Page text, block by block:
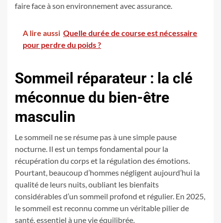
faire face à son environnement avec assurance.
A lire aussi Quelle durée de course est nécessaire
pour perdre du poids ?
Sommeil réparateur : la clé
méconnue du bien-être
masculin
Le sommeil ne se résume pas à une simple pause
nocturne. Il est un temps fondamental pour la
récupération du corps et la régulation des émotions.
Pourtant, beaucoup d’hommes négligent aujourd’hui la
qualité de leurs nuits, oubliant les bienfaits
considérables d’un sommeil profond et régulier. En 2025,
le sommeil est reconnu comme un véritable pilier de
santé, essentiel à une vie équilibrée.